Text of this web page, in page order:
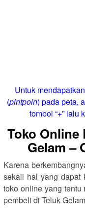
Untuk
(pintpoin) pada peta,
tombol “+” lalu
Toko Online
Gelam –
Karena
sekali hal yang dapat
toko online yang
pembeli di Teluk